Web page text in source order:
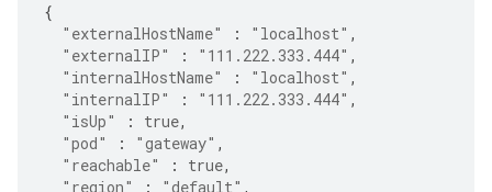
{
"externalHostName"
: "localhost" ,
"externalIP"
: "111.222.333.444" ,
"internalHostName"
: "localhost" ,
"internalIP"
: "111.222.333.444" ,
"isUp"
: true,
"pod"
: "gateway" ,
"reachable"
: true,
"region"
: "default" ,